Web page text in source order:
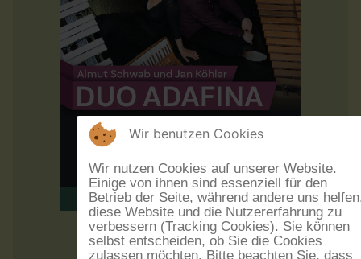
"Shtrudel mit Krem"
Duo Adafina
Wir benutzen Cookies
Wir nutzen Cookies auf unserer Website.
Einige von ihnen sind essenziell für den
Betrieb der Seite, während andere uns
diese Website und die Nutzererfahrung zu
verbessern (Tracking Cookies). Sie können
selbst entscheiden, ob Sie die Cookies
zulassen möchten. Bitte beachten Sie, dass